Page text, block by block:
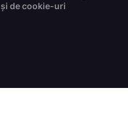
și de cookie-uri